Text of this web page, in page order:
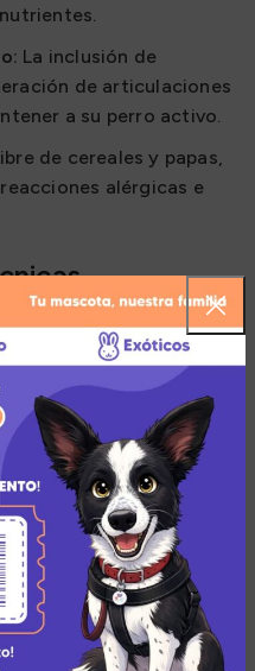
La inclusión de
de articulaciones
a su perro activo.
de cereales y papas,
alérgicas e
una textura
perros de todas las
y lentejas rojas ofrece
glucémico. Además,
fuente de
de salmón para
3, beneficiosos para la
premio durante el